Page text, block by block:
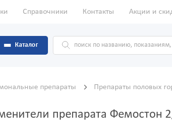
Справочники Контакты Акции и
Каталог
препараты Препараты половых
препарата